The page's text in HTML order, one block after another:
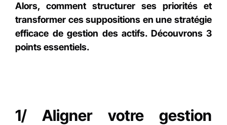
Alors, comment structurer ses priorités et
transformer ces suppositions en une stratégie
efficace de gestion des actifs. Découvrons 3
points essentiels.
1/ Aligner votre gestion